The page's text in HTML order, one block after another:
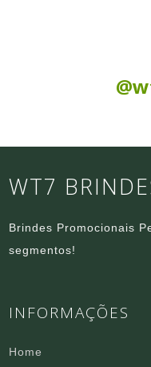
WT7
Brindes Promocionais
segmentos!
INFORMAÇÕES
Home